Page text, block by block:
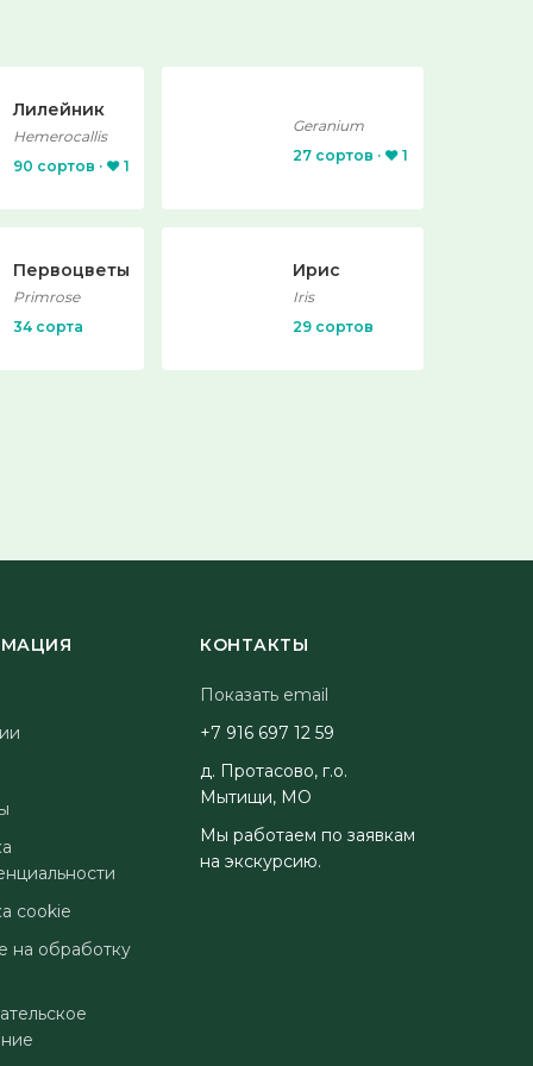
Лилейник
Hemerocallis
90 сортов · ❤️ 1
Geranium
27 сортов · ❤️ 1
Первоцветы
Primrose
34 сорта
Ирис
Iris
29 сортов
cookie
на обработку
КОНТАКТЫ
Показать email
95 21 796 619 7+
д. Протасово, г.о.
Мытищи, МО
Мы работаем по заявкам
на экскурсию.